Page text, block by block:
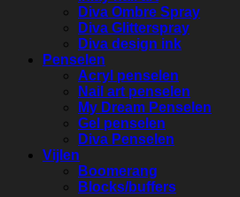
Diva Ombre Spray
Diva Glitterspray
Diva design ink
Penselen
Acryl penselen
Nail art penselen
My Dream Penselen
Gel penselen
Diva Penselen
Vijlen
Boomerang
Blocks/buffers